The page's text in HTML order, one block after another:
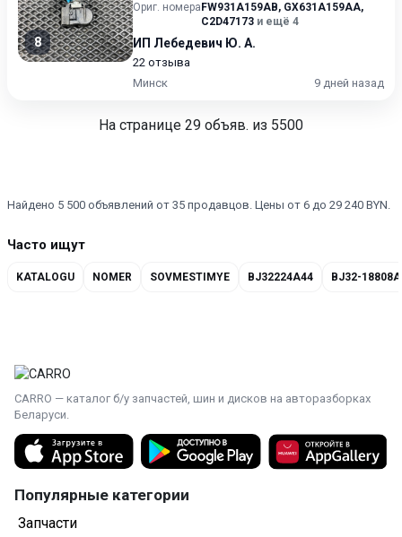
8
Ориг. номера FW931A159AB, GX631A159AA,
C2D47173 и ещё 4
ИП Лебедевич Ю. А.
22 отзыва
Минск
9 дней назад
На странице 29 объяв. из 5500
Найдено 5 500 объявлений от 35 продавцов. Цены от 6 до 29 240 BYN.
Часто ищут
KATALOGU NOMER SOVMESTIMYE BJ32224A44 BJ32-
CARRO — каталог б/у запчастей, шин и дисков на авторазборках
Беларуси.
Популярные категории
Запчасти